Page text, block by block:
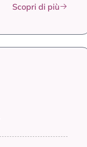
Scopri di più